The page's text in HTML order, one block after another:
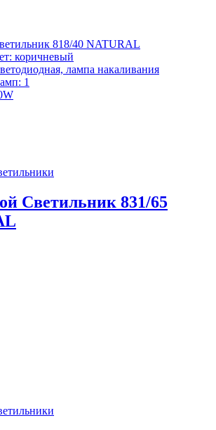
818/40 NATURAL
коричневый
лампа накаливания
1
Светильник 831/65